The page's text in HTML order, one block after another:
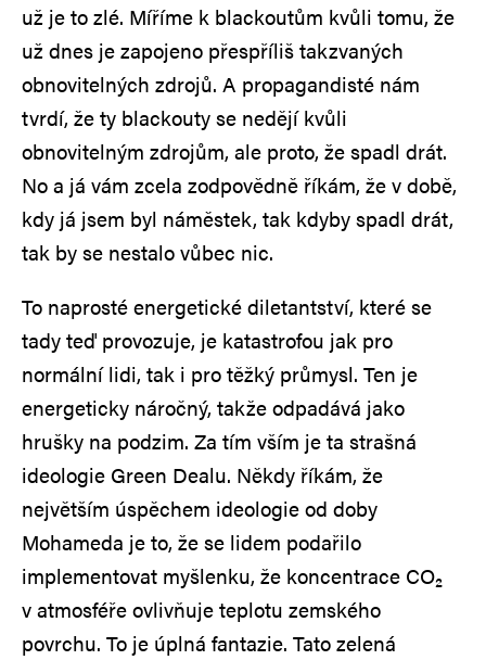
už je to zlé. Míříme k blackoutům kvůli tomu, že
už dnes je zapojeno přespříliš takzvaných
obnovitelných zdrojů. A propagandisté nám
tvrdí, že ty blackouty se nedějí kvůli
obnovitelným zdrojům, ale proto, že spadl drát.
No a já vám zcela zodpovědně říkám, že v době,
kdy já jsem byl náměstek, tak kdyby spadl drát,
tak by se nestalo vůbec nic.
To naprosté energetické diletantství, které se
tady teď provozuje, je katastrofou jak pro
normální lidi, tak i pro těžký průmysl. Ten je
energeticky náročný, takže odpadává jako
hrušky na podzim. Za tím vším je ta strašná
ideologie Green Dealu. Někdy říkám, že
největším úspěchem ideologie od doby
Mohameda je to, že se lidem podařilo
implementovat myšlenku, že koncentrace CO₂
v atmosféře ovlivňuje teplotu zemského
povrchu. To je úplná fantazie. Tato zelená